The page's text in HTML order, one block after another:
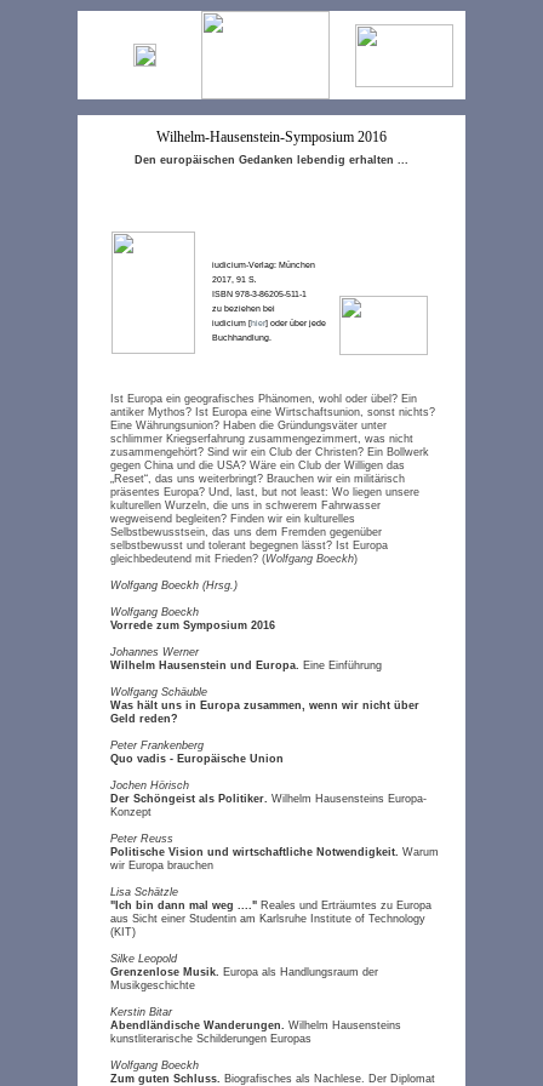
iudicium-Verlag: München
2017, 91 S
ISBN 978-3-86205-511-1
zu beziehen bei
iudicium [hier] oder über jede
Buchhandlung.
Wilhelm-Hausenstein-Symposium 2016
Den europäischen Gedanken lebendig erhalten ...
Ist Europa ein geografisches Phänomen, wohl oder übel? Ein
antiker Mythos? Ist Europa eine Wirtschaftsunion, sonst nichts?
Eine Währungsunion? Haben die Gründungsväter unter
schlimmer Kriegserfahrung zusammengezimmert, was nicht
zusammengehört? Sind wir ein Club der Christen? Ein Bollwerk
gegen China und die USA? Wäre ein Club der Willigen das
„Reset“, das uns weiterbringt? Brauchen wir ein militärisch
präsentes Europa? Und, last, but not least: Wo liegen unsere
kulturellen Wurzeln, die uns in schwerem Fahrwasser
wegweisend begleiten? Finden wir ein kulturelles
Selbstbewusstsein, das uns dem Fremden gegenüber
selbstbewusst und tolerant begegnen lässt? Ist Europa
gleichbedeutend mit Frieden? (Wolfgang Boeckh)
Wolfgang Boeckh (Hrsg.)
Wolfgang Boeckh
Vorrede zum Symposium 2016
Johannes Werner
Wilhelm Hausenstein und Europa. Eine Einführung
Wolfgang Schäuble
Was hält uns in Europa zusammen, wenn wir nicht über
Geld reden?
Peter Frankenberg
Quo vadis - Europäische Union
Jochen Hörisch
Der Schöngeist als Politiker. Wilhelm Hausensteins Europa-
Konzept
Peter Reuss
Politische Vision und wirtschaftliche Notwendigkeit. Warum
wir Europa brauchen
Lisa Schätzle
"Ich bin dann mal weg ...." Reales und Erträumtes zu Europa
aus Sicht einer Studentin am Karlsruhe Institute of Technology
(KIT)
Silke Leopold
Grenzenlose Musik. Europa als Handlungsraum der
Musikgeschichte
Kerstin Bitar
Abendländische Wanderungen. Wilhelm Hausensteins
kunstliterarische Schilderungen Europas
Wolfgang Boeckh
Zum guten Schluss. Biografisches als Nachlese. Der Diplomat